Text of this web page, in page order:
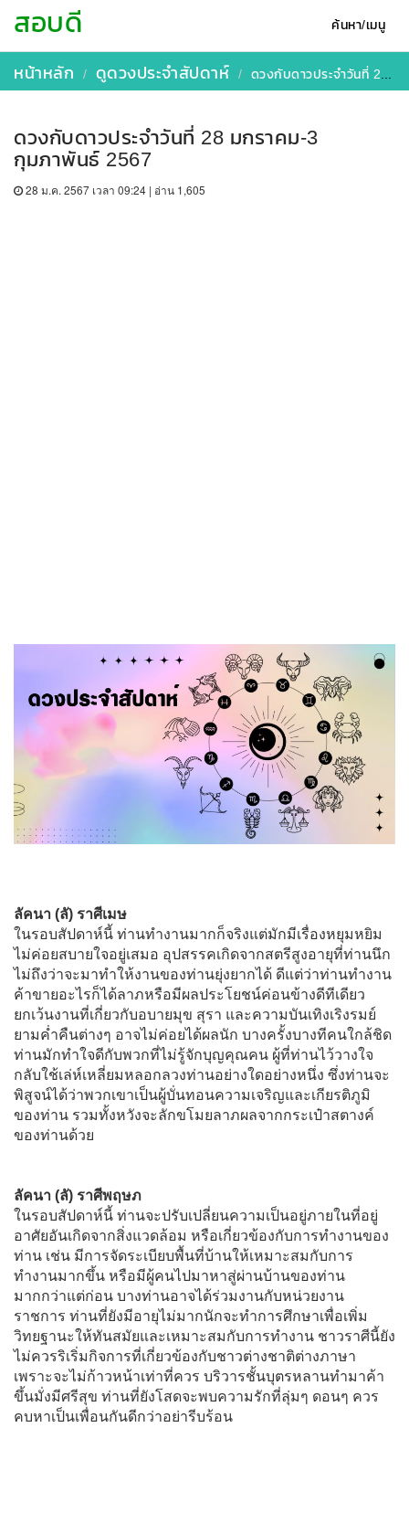
ค้นหา/เมนู
สอบดี
หน้าหลัก ดูดวงประจำสัปดาห์ ดวงกับดาวประจำวันที่ 28 มกราคม-3 กุมภาพันธ์ 2567
ดวงกับดาวประจำวันที่ 28 มกราคม-3
กุมภาพันธ์ 2567
28 ม.ค. 2567 เวลา 09:24 | อ่าน 1,605
ลัคนา (ลั) ราศีเมษ
ในรอบสัปดาห์นี้ ท่านทำงานมากก็จริงแต่มักมีเรื่องหยุมหยิม
ไม่ค่อยสบายใจอยู่เสมอ อุปสรรคเกิดจากสตรีสูงอายุที่ท่านนึก
ไม่ถึงว่าจะมาทำให้งานของท่านยุ่งยากได้ ดีแต่ว่าท่านทำงาน
ค้าขายอะไรก็ได้ลาภหรือมีผลประโยชน์ค่อนข้างดีทีเดียว
ยกเว้นงานที่เกี่ยวกับอบายมุข สุรา และความบันเทิงเริงรมย์
ยามค่ำคืนต่างๆ อาจไม่ค่อยได้ผลนัก บางครั้งบางทีคนใกล้ชิด
ท่านมักทำใจดีกับพวกที่ไม่รู้จักบุญคุณคน ผู้ที่ท่านไว้วางใจ
กลับใช้เล่ห์เหลี่ยมหลอกลวงท่านอย่างใดอย่างหนึ่ง ซึ่งท่านจะ
พิสูจน์ได้ว่าพวกเขาเป็นผู้บั่นทอนความเจริญและเกียรติภูมิ
ของท่าน รวมทั้งหวังจะลักขโมยลาภผลจากกระเป๋าสตางค์
ของท่านด้วย
ลัคนา (ลั) ราศีพฤษภ
ในรอบสัปดาห์นี้ ท่านจะปรับเปลี่ยนความเป็นอยู่ภายในที่อยู่
อาศัยอันเกิดจากสิ่งแวดล้อม หรือเกี่ยวข้องกับการทำงานของ
ท่าน เช่น มีการจัดระเบียบพื้นที่บ้านให้เหมาะสมกับการ
ทำงานมากขึ้น หรือมีผู้คนไปมาหาสู่ผ่านบ้านของท่าน
มากกว่าแต่ก่อน บางท่านอาจได้ร่วมงานกับหน่วยงาน
ราชการ ท่านที่ยังมีอายุไม่มากนักจะทำการศึกษาเพื่อเพิ่ม
วิทยฐานะให้ทันสมัยและเหมาะสมกับการทำงาน ชาวราศีนี้ยัง
ไม่ควรริเริ่มกิจการที่เกี่ยวข้องกับชาวต่างชาติต่างภาษา
เพราะจะไม่ก้าวหน้าเท่าที่ควร บริวารชั้นบุตรหลานทำมาค้า
ขึ้นมั่งมีศรีสุข ท่านที่ยังโสดจะพบความรักที่ลุ่มๆ ดอนๆ ควร
คบหาเป็นเพื่อนกันดีกว่าอย่ารีบร้อน